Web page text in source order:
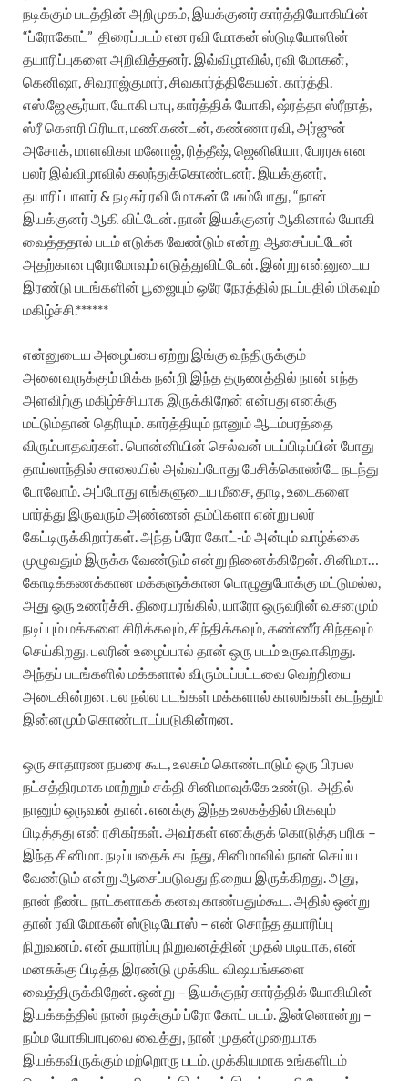
நடிக்கும் படத்தின் அறிமுகம், இயக்குனர் கார்த்தியோகியின்
“ப்ரோகோட்” திரைப்படம் என ரவி மோகன் ஸ்டுடியோஸின்
தயாரிப்புகளை அறிவித்தனர். இவ்விழாவில், ரவி மோகன்,
கெனிஷா, சிவராஜ்குமார், சிவகார்த்திகேயன், கார்த்தி,
எஸ்.ஜே.சூர்யா, யோகி பாபு, கார்த்திக் யோகி, ஷ்ரத்தா ஸ்ரீநாத்,
ஸ்ரீ கௌரி பிரியா, மணிகண்டன், கண்ணா ரவி, அர்ஜுன்
அசோக், மாளவிகா மனோஜ், ரித்தீஷ், ஜெனிலியா, பேரரசு என
பலர் இவ்விழாவில் கலந்துக்கொண்டனர். இயக்குனர்,
தயாரிப்பாளர் & நடிகர் ரவி மோகன் பேசும்போது, “நான்
இயக்குனர் ஆகி விட்டேன். நான் இயக்குனர் ஆகினால் யோகி
வைத்ததால் படம் எடுக்க வேண்டும் என்று ஆசைப்பட்டேன்
அதற்கான புரோமோவும் எடுத்துவிட்டேன். இன்று என்னுடைய
இரண்டு படங்களின் பூஜையும் ஒரே நேரத்தில் நடப்பதில் மிகவும்
மகிழ்ச்சி.******
என்னுடைய அழைப்பை ஏற்று இங்கு வந்திருக்கும்
அனைவருக்கும் மிக்க நன்றி இந்த தருணத்தில் நான் எந்த
அளவிற்கு மகிழ்ச்சியாக இருக்கிறேன் என்பது எனக்கு
மட்டும்தான் தெரியும்.கார்த்தியும் நானும் ஆடம்பரத்தை
விரும்பாதவர்கள். பொன்னியின் செல்வன் படப்பிடிப்பின் போது
தாய்லாந்தில் சாலையில் அவ்வப்போது பேசிக்கொண்டே நடந்து
போவோம். அப்போது எங்களுடைய மீசை, தாடி, உடைகளை
பார்த்து இருவரும் அண்ணன் தம்பிகளா என்று பலர்
கேட்டிருக்கிறார்கள். அந்த ப்ரோ கோட்-ம் அன்பும் வாழ்க்கை
முழுவதும் இருக்க வேண்டும் என்று நினைக்கிறேன்.சினிமா…
கோடிக்கணக்கான மக்களுக்கான பொழுதுபோக்கு மட்டுமல்ல,
அது ஒரு உணர்ச்சி. திரையரங்கில், யாரோ ஒருவரின் வசனமும்
நடிப்பும் மக்களை சிரிக்கவும், சிந்திக்கவும், கண்ணீர் சிந்தவும்
செய்கிறது. பலரின் உழைப்பால் தான் ஒரு படம் உருவாகிறது.
அந்தப் படங்களில் மக்களால் விரும்பப்பட்டவை வெற்றியை
அடைகின்றன. பல நல்ல படங்கள் மக்களால் காலங்கள் கடந்தும்
இன்னமும் கொண்டாடப்படுகின்றன.
ஒரு சாதாரண நபரை கூட, உலகம் கொண்டாடும் ஒரு பிரபல
நட்சத்திரமாக மாற்றும் சக்தி சினிமாவுக்கே உண்டு. அதில்
நானும் ஒருவன் தான்.எனக்கு இந்த உலகத்தில் மிகவும்
பிடித்தது என் ரசிகர்கள். அவர்கள் எனக்குக் கொடுத்த பரிசு –
இந்த சினிமா. நடிப்பதைக் கடந்து, சினிமாவில் நான் செய்ய
வேண்டும் என்று ஆசைப்படுவது நிறைய இருக்கிறது. அது,
நான் நீண்ட நாட்களாகக் கனவு காண்பதும்கூட.அதில் ஒன்று
தான் ரவி மோகன் ஸ்டுடியோஸ் – என் சொந்த தயாரிப்பு
நிறுவனம். என் தயாரிப்பு நிறுவனத்தின் முதல் படியாக, என்
மனசுக்கு பிடித்த இரண்டு முக்கிய விஷயங்களை
வைத்திருக்கிறேன்.ஒன்று – இயக்குநர் கார்த்திக் யோகியின்
இயக்கத்தில் நான் நடிக்கும் ப்ரோ கோட் படம். இன்னொன்று –
நம்ம யோகிபாபுவை வைத்து, நான் முதன்முறையாக
இயக்கவிருக்கும் மற்றொரு படம்.முக்கியமாக உங்களிடம்